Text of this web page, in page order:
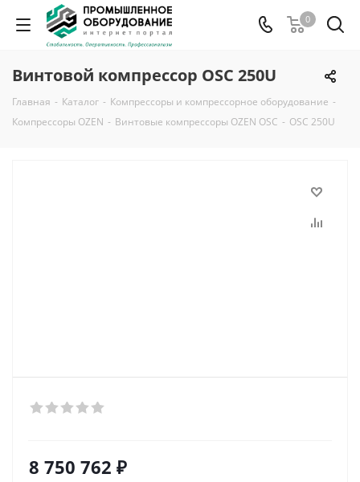
0
Винтовой компрессор OSC 250U
Главная - Каталог - Компрессоры и компрессорное оборудование -
Компрессоры OZEN - Винтовые компрессоры OZEN OSC - OSC 250U
8 750 762 ₽